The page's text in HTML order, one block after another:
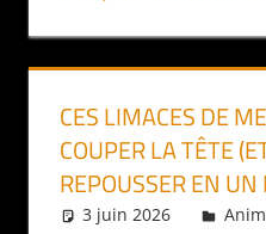
CES LIMACES DE
COUPER LA TÊTE
REPOUSSER EN UN
3 juin 2026